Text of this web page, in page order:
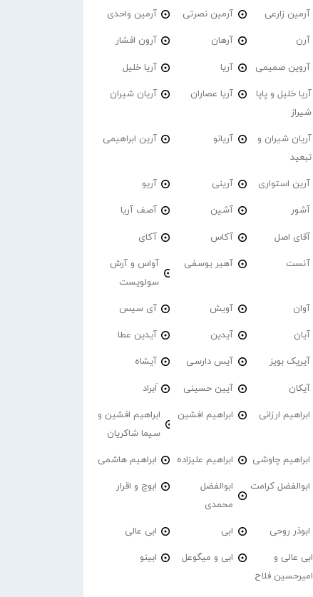
آرمین زارعی آرمین نصرتی آرمین واحدی
آرن آرهان آرون افشار
آروین صمیمی آریا آریا خلیل
آریا خلیل و پاپا
شیراز
آریا عصاران آریان شیران
آریان شیران و
تبعید
آریانو آرین ابراهیمی
آرین استواری آرینی آریو
آشور آشین آصف آریا
آقای اصل آکاس آکای
آنست آهیر یوسفی
آواس و آرش
سولویست
آوان آویش آی سیس
آیان آیدین آیدین عطا
آیریک بویز آیس دارسی آیشاه
آیکان آیین حسینی اَبراد
ابراهیم ارزانی ابراهیم افشین
ابراهیم افشین و
سیما شاکریان
ابراهیم چاوشی ابراهیم علیزاده ابراهیم هاشمی
ابوالفضل کرامت
ابوالفضل
محمدی
ابوچ و اقرار
ابوذر روحی ابی ابی عالی
ابی عالی و
امیرحسین فلاح
ابی و میگوعل ابینو